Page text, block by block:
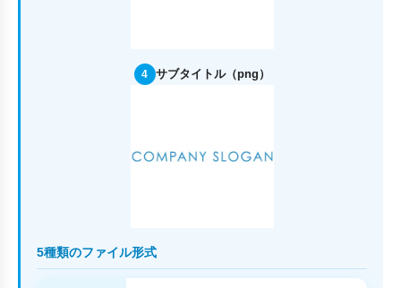
4 サブタイトル（png）
5種類のファイル形式